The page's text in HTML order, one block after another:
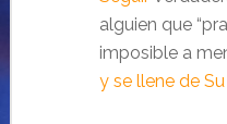
alguien que
imposible a
y se llene de